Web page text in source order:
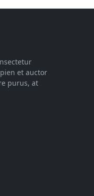
et auctor
purus, at